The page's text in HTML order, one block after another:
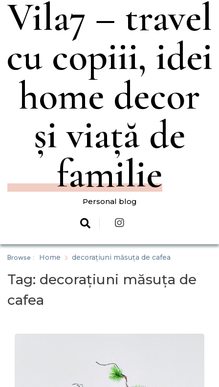
Vila7 – travel
cu copiii, idei
home decor
și viață de
familie
Personal blog
Browse : Home decorațiuni măsuța de cafea
Tag: decorațiuni măsuța de
cafea